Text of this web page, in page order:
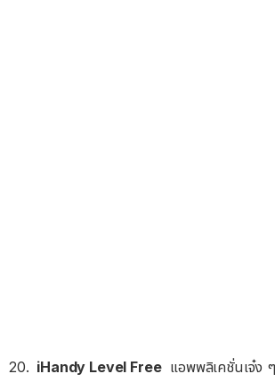
20. iHandy Level Freeแอพพลิเคชั่นเจ๋ง ๆ